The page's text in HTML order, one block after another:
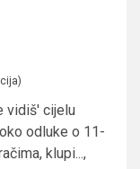
vidiš' cijelu
odluke o 11-
klupi...,